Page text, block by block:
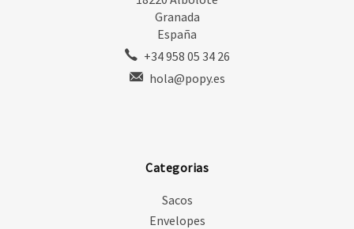
Granada
España
+34 958 05 34 26
hola@popy.es
Categorias
Sacos
Envelopes